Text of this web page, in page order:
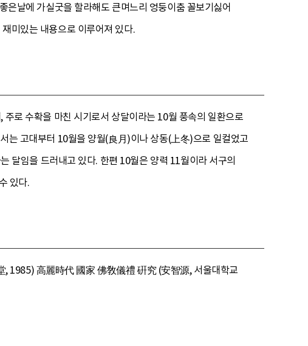
은날에 가실굿을 할라해도 큰며느리 엉둥이춤 꼴보기싫어
미있는 내용으로 이루어져 있다.
주로 수확을 마친 시기로서 상달이라는 10월 풍속의 일환으로
는 고대부터 10월을 양월(良月)이나 상동(上冬)으로 일컬었고
달임을 드러내고 있다. 한편 10월은 양력 11월이라 서구의
있다.
1985) 高麗時代 國家 佛敎儀禮 硏究 (安智源, 서울대학교